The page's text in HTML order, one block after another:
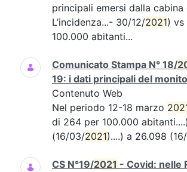
principali emersi dalla cabina
L’incidenza...- 30/12/2021) vs
100.000 abitanti...
Comunicato Stampa N° 18/
19: i dati principali del
Contenuto Web
Nel periodo 12-18 marzo
di 264 per 100.000
(16/03/2021)....) a 26.098
CS N°19/2021 - Covid: nelle